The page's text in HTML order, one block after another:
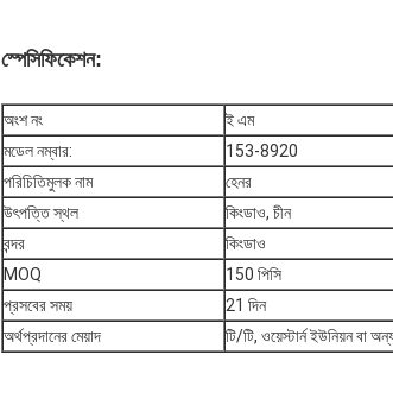
স্পেসিফিকেশন:
অংশ নং
ই এম
মডেল নম্বার:
153-8920
পরিচিতিমুলক নাম
হেনর
উৎপত্তি স্থল
কিংডাও, চীন
বন্দর
কিংডাও
MOQ
150 পিসি
প্রসবের সময়
21 দিন
অর্থপ্রদানের মেয়াদ
টি/টি, ওয়েস্টার্ন ইউনিয়ন বা